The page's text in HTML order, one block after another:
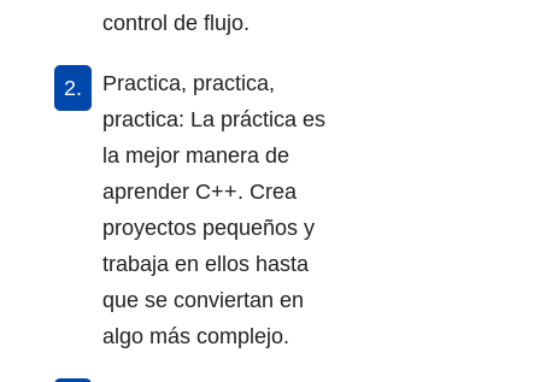
control de flujo.
Practica, practica,
practica: La práctica es
la mejor manera de
aprender C++. Crea
proyectos pequeños y
trabaja en ellos hasta
que se conviertan en
algo más complejo.